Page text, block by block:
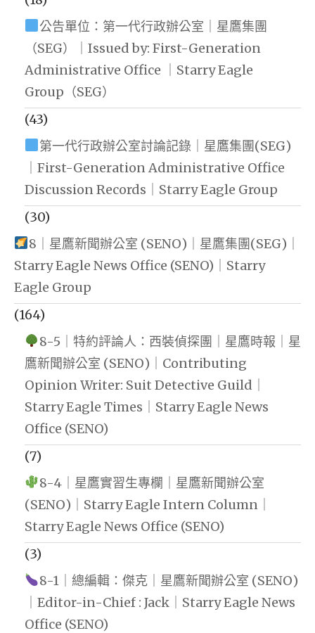
公告單位：第一代行政辦公室｜星鷹集團
（SEG）｜Issued by: First-Generation
Administrative Office ｜Starry Eagle
Group（SEG）
(43)
第一代行政辦公室討論記錄｜星鷹集團(SEG)
｜First-Generation Administrative Office
Discussion Records｜Starry Eagle Group
(30)
8｜星鷹新聞辦公室 (SENO)｜星鷹集團(SEG)｜
Starry Eagle News Office (SENO)｜Starry
Eagle Group
(164)
8-5｜特約評論人：西裝偵探團｜星鷹時報｜星
鷹新聞辦公室 (SENO)｜Contributing
Opinion Writer: Suit Detective Guild｜
Starry Eagle Times｜Starry Eagle News
Office (SENO)
(7)
8-4｜星鷹實習生專欄｜星鷹新聞辦公室
(SENO)｜Starry Eagle Intern Column｜
Starry Eagle News Office (SENO)
(3)
8-1｜總編輯：傑克｜星鷹新聞辦公室 (SENO)
｜Editor-in-Chief : Jack｜Starry Eagle News
Office (SENO)